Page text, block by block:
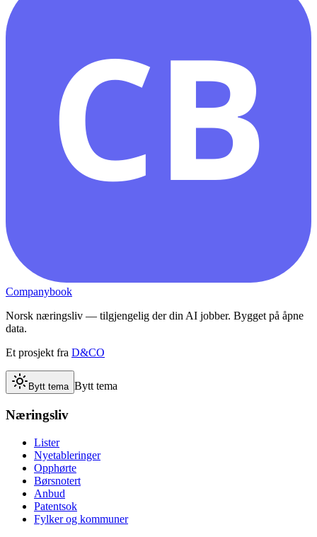
CB
Companybook
Norsk næringsliv — tilgjengelig der din AI jobber. Bygget på åpne
data.
Et prosjekt fra D&CO
Bytt tema Bytt tema
Næringsliv
Lister
Nyetableringer
Opphørte
Børsnotert
Anbud
Patentsok
Fylker og kommuner